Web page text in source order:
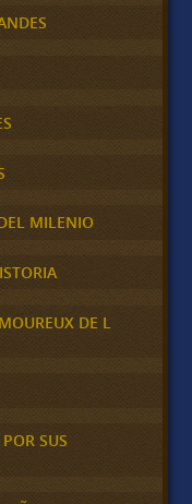
MILENIO
DE L
SUS